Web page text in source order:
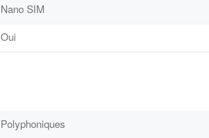
Nano SIM
Oui
Polyphoniques